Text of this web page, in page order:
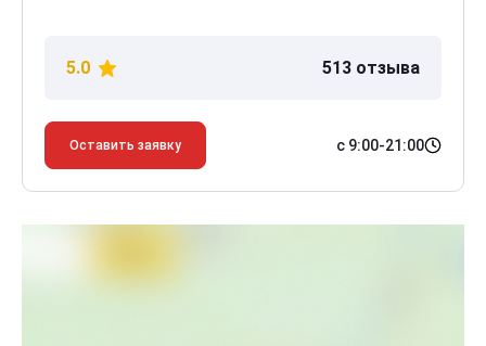
5.0 513 отзыва
Оставить заявку с 9:00-21:00